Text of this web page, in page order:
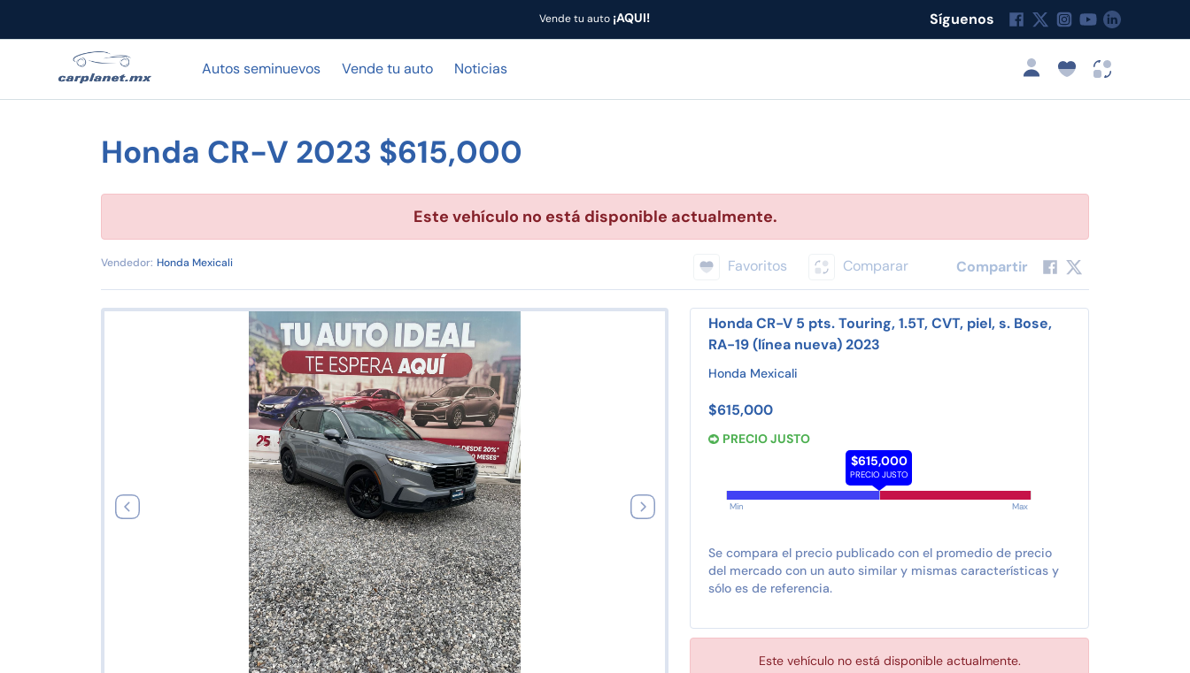
Vende tu auto¡AQUI! Síguenos
Autos seminuevos Vende tu auto Noticias
Honda CR-V 2023 $615,000
Este vehículo no está disponible actualmente.
Vendedor: Honda Mexicali Favoritos Comparar Compartir
Honda CR-V 5 pts. Touring, 1.5T, CVT, piel, s. Bose,
RA-19 (línea nueva) 2023
Honda Mexicali
$615,000
PRECIO JUSTO
$615,000
PRECIO JUSTO
Min Max
Se compara el precio publicado con el promedio de precio
del mercado con un auto similar y mismas características y
sólo es de referencia.
Este vehículo no está disponible actualmente.